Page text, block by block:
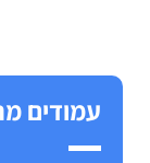
עמודים